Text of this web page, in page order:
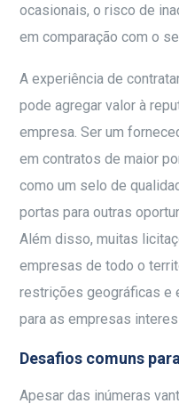
ocasionais, o risco de
em comparação com o
A experiência de
pode agregar valor à
empresa. Ser um
em contratos de maior
como um selo de
portas para outras
Além disso, muitas
empresas de todo o
restrições geográficas e
para as empresas
Desafios comuns
Apesar das inúmeras